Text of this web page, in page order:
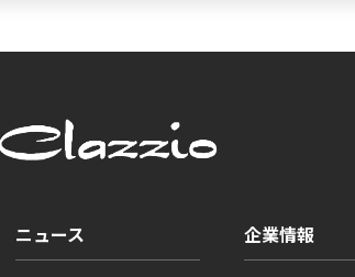
ニュース 企業情報